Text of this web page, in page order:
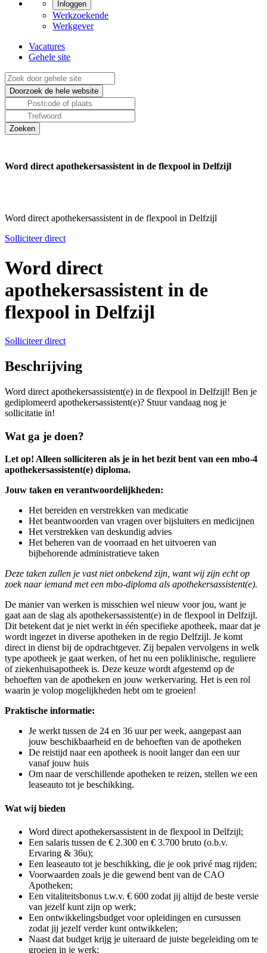
Inloggen
Werkzoekende
Werkgever
Vacatures
Gehele site
Word direct apothekersassistent in de flexpool in Delfzijl
Word direct apothekersassistent in de flexpool in Delfzijl
Solliciteer direct
Word direct
apothekersassistent in de
flexpool in Delfzijl
Solliciteer direct
Beschrijving
Word direct apothekersassistent(e) in de flexpool in Delfzijl! Ben je
gediplomeerd apothekersassistent(e)? Stuur vandaag nog je
sollicitatie in!
Wat ga je doen?
Let op! Alleen solliciteren als je in het bezit bent van een mbo-4
apothekersassistent(e) diploma.
Jouw taken en verantwoordelijkheden:
Het bereiden en verstrekken van medicatie
Het beantwoorden van vragen over bijsluiters en medicijnen
Het verstrekken van deskundig advies
Het beheren van de voorraad en het uitvoeren van
bijbehorende administratieve taken
Deze taken zullen je vast niet onbekend zijn, want wij zijn echt op
zoek naar iemand met een mbo-diploma als apothekersassistent(e).
De manier van werken is misschien wel nieuw voor jou, want je
gaat aan de slag als apothekersassistent(e) in de flexpool in Delfzijl.
Dit betekent dat je niet werkt in één specifieke apotheek, maar dat je
wordt ingezet in diverse apotheken in de regio Delfzijl. Je komt
direct in dienst bij de opdrachtgever. Zij bepalen vervolgens in welk
type apotheek je gaat werken, of het nu een poliklinische, reguliere
of ziekenhuisapotheek is. Deze keuze wordt afgestemd op de
behoeften van de apotheken en jouw werkervaring. Het is een rol
waarin je volop mogelijkheden hebt om te groeien!
Praktische informatie:
Je werkt tussen de 24 en 36 uur per week, aangepast aan
jouw beschikbaarheid en de behoeften van de apotheken
De reistijd naar een apotheek is nooit langer dan een uur
vanaf jouw huis
Om naar de verschillende apotheken te reizen, stellen we een
leaseauto tot je beschikking.
Wat wij bieden
Word direct apothekersassistent in de flexpool in Delfzijl;
Een salaris tussen de € 2.300 en € 3.700 bruto (o.b.v.
Ervaring & 36u);
Een leaseauto tot je beschikking, die je ook privé mag rijden;
Voorwaarden zoals je die gewend bent van de CAO
Apotheken;
Een vitaliteitsbonus t.w.v. € 600 zodat jij altijd de beste versie
van jezelf kunt zijn op werk;
Een ontwikkelingsbudget voor opleidingen en cursussen
zodat jij jezelf verder kunt ontwikkelen;
Naast dat budget krijg je uiteraard de juiste begeleiding om te
groeien in je werk;